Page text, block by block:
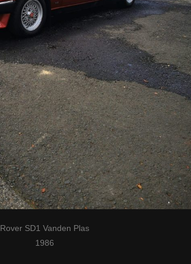
Rover SD1 Vanden Plas
1986